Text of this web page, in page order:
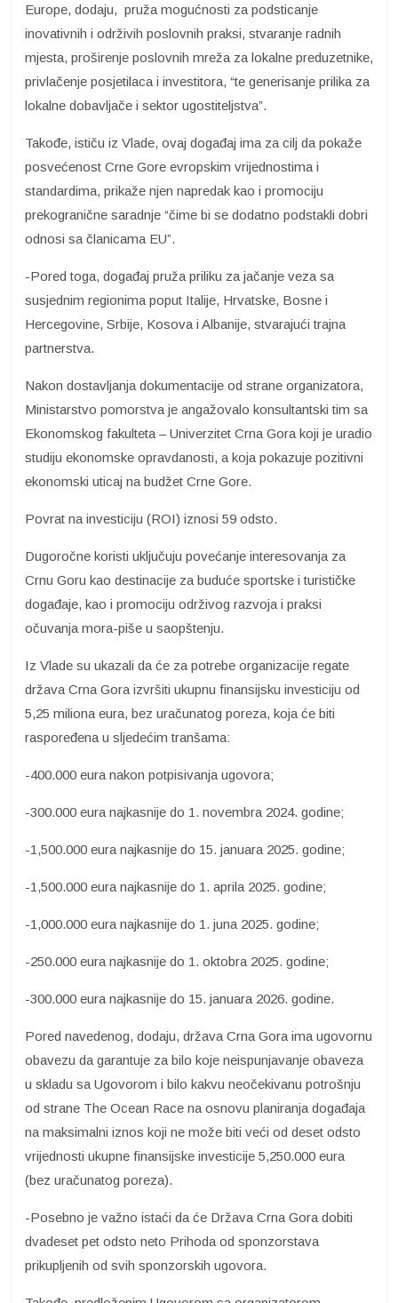
Europe, dodaju, pruža mogućnosti za podsticanje
inovativnih i održivih poslovnih praksi, stvaranje radnih
mjesta, proširenje poslovnih mreža za lokalne preduzetnike,
privlačenje posjetilaca i investitora, “te generisanje prilika za
lokalne dobavljače i sektor ugostiteljstva”.
Takođe, ističu iz Vlade, ovaj događaj ima za cilj da pokaže
posvećenost Crne Gore evropskim vrijednostima i
standardima, prikaže njen napredak kao i promociju
prekogranične saradnje “čime bi se dodatno podstakli dobri
odnosi sa članicama EU”.
-Pored toga, događaj pruža priliku za jačanje veza sa
susjednim regionima poput Italije, Hrvatske, Bosne i
Hercegovine, Srbije, Kosova i Albanije, stvarajući trajna
partnerstva.
Nakon dostavljanja dokumentacije od strane organizatora,
Ministarstvo pomorstva je angažovalo konsultantski tim sa
Ekonomskog fakulteta – Univerzitet Crna Gora koji je uradio
studiju ekonomske opravdanosti, a koja pokazuje pozitivni
ekonomski uticaj na budžet Crne Gore.
Povrat na investiciju (ROI) iznosi 59 odsto.
Dugoročne koristi uključuju povećanje interesovanja za
Crnu Goru kao destinacije za buduće sportske i turističke
događaje, kao i promociju održivog razvoja i praksi
očuvanja mora-piše u saopštenju.
Iz Vlade su ukazali da će za potrebe organizacije regate
država Crna Gora izvršiti ukupnu finansijsku investiciju od
5,25 miliona eura, bez uračunatog poreza, koja će biti
raspoređena u sljedećim tranšama:
-400.000 eura nakon potpisivanja ugovora;
-300.000 eura najkasnije do 1. novembra 2024. godine;
-1,500.000 eura najkasnije do 15. januara 2025. godine;
-1,500.000 eura najkasnije do 1. aprila 2025. godine;
-1,000.000 eura najkasnije do 1. juna 2025. godine;
-250.000 eura najkasnije do 1. oktobra 2025. godine;
-300.000 eura najkasnije do 15. januara 2026. godine.
Pored navedenog, dodaju, država Crna Gora ima ugovornu
obavezu da garantuje za bilo koje neispunjavanje obaveza
u skladu sa Ugovorom i bilo kakvu neočekivanu potrošnju
od strane The Ocean Race na osnovu planiranja događaja
na maksimalni iznos koji ne može biti veći od deset odsto
vrijednosti ukupne finansijske investicije 5,250.000 eura
(bez uračunatog poreza).
-Posebno je važno istaći da će Država Crna Gora dobiti
dvadeset pet odsto neto Prihoda od sponzorstava
prikupljenih od svih sponzorskih ugovora.